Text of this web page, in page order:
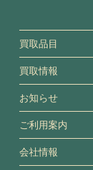
買取品目
買取情報
お知らせ
ご利用案内
会社情報